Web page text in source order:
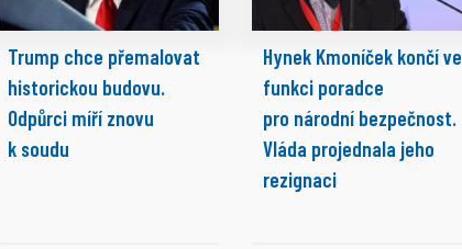
Trump chce přemalovat
historickou budovu.
Odpůrci míří znovu
k soudu
Hynek Kmoníček končí ve
funkci poradce
pro národní bezpečnost.
Vláda projednala jeho
rezignaci